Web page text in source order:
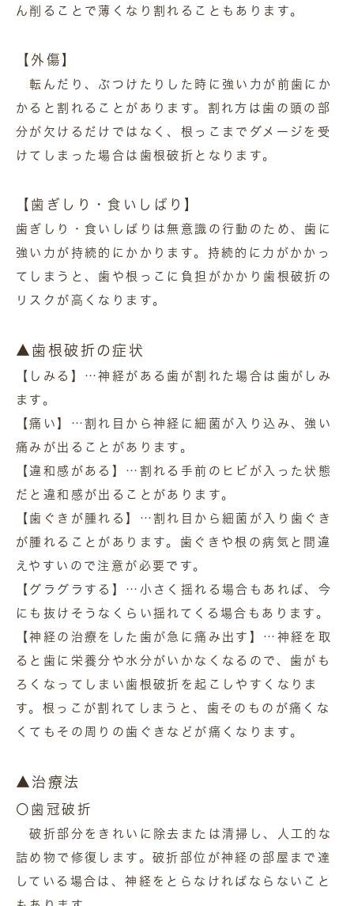
ん削ることで薄くなり割れることもあります。
【外傷】
転んだり、ぶつけたりした時に強い力が前歯にか
かると割れることがあります。割れ方は歯の頭の部
分が欠けるだけではなく、根っこまでダメージを受
けてしまった場合は歯根破折となります。
【歯ぎしり・食いしばり】
歯ぎしり・食いしばりは無意識の行動のため、歯に
強い力が持続的にかかります。持続的に力がかかっ
てしまうと、歯や根っこに負担がかかり歯根破折の
リスクが高くなります。
▲歯根破折の症状
【しみる】…神経がある歯が割れた場合は歯がしみ
ます。
【痛い】…割れ目から神経に細菌が入り込み、強い
痛みが出ることがあります。
【違和感がある】…割れる手前のヒビが入った状態
だと違和感が出ることがあります。
【歯ぐきが腫れる】…割れ目から細菌が入り歯ぐき
が腫れることがあります。歯ぐきや根の病気と間違
えやすいので注意が必要です。
【グラグラする】…小さく揺れる場合もあれば、今
にも抜けそうなくらい揺れてくる場合もあります。
【神経の治療をした歯が急に痛み出す】…神経を取
ると歯に栄養分や水分がいかなくなるので、歯がも
ろくなってしまい歯根破折を起こしやすくなりま
す。根っこが割れてしまうと、歯そのものが痛くな
くてもその周りの歯ぐきなどが痛くなります。
▲治療法
〇歯冠破折
破折部分をきれいに除去または清掃し、人工的な
詰め物で修復します。破折部位が神経の部屋まで達
している場合は、神経をとらなければならないこと